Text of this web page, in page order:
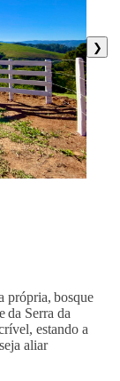
❯
própria, bosque
da Serra da
, estando a
aliar